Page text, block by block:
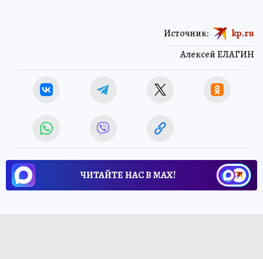
Алексей ЕЛАГИН
Источник: kp.ru
ЧИТАЙТЕ НАС В МАХ!